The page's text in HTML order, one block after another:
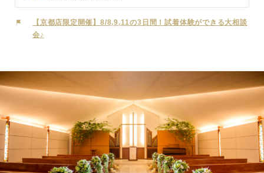
石の壁がデザインされた洗練された空間でお洒落なパーティを。
【京都店限定開催】8/8,9,11の3日間！試着体験ができる大相談
会♪